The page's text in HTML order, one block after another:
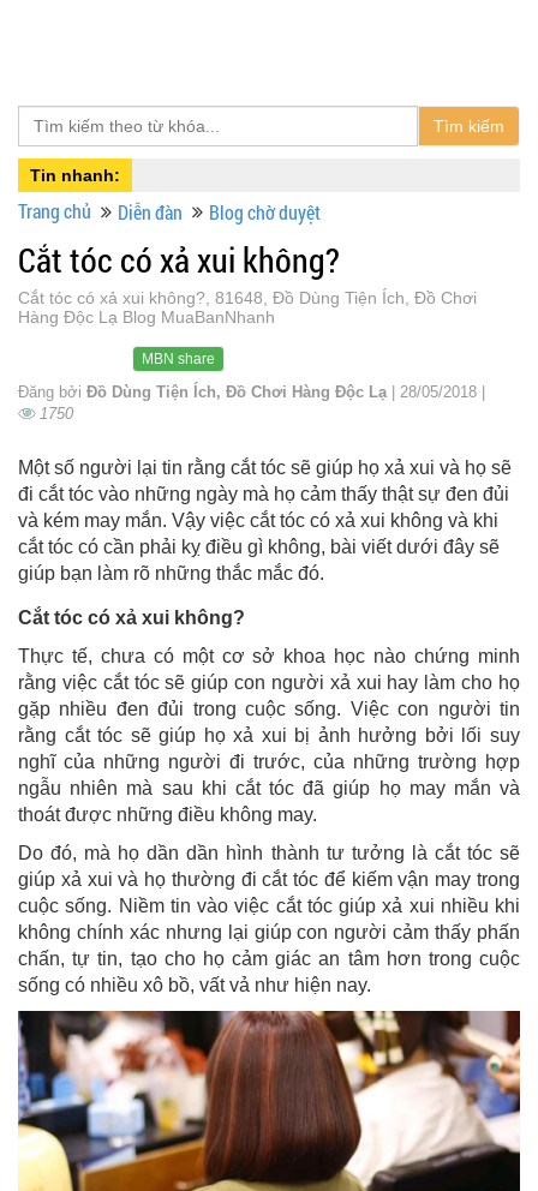
Tìm kiếm
Tin nhanh:
Trang chủ Diễn đàn Blog chờ duyệt
Cắt tóc có xả xui không?
Cắt tóc có xả xui không?, 81648, Đồ Dùng Tiện Ích, Đồ Chơi
Hàng Độc Lạ Blog MuaBanNhanh
MBN share
Đăng bởi Đồ Dùng Tiện Ích, Đồ Chơi Hàng Độc Lạ | 28/05/2018 |
1750
Một số người lại tin rằng cắt tóc sẽ giúp họ xả xui và họ sẽ
đi cắt tóc vào những ngày mà họ cảm thấy thật sự đen đủi
và kém may mắn. Vậy việc cắt tóc có xả xui không và khi
cắt tóc có cần phải kỵ điều gì không, bài viết dưới đây sẽ
giúp bạn làm rõ những thắc mắc đó.
Cắt tóc có xả xui không?
Thực tế, chưa có một cơ sở khoa học nào chứng minh
rằng việc cắt tóc sẽ giúp con người xả xui hay làm cho họ
gặp nhiều đen đủi trong cuộc sống. Việc con người tin
rằng cắt tóc sẽ giúp họ xả xui bị ảnh hưởng bởi lối suy
nghĩ của những người đi trước, của những trường hợp
ngẫu nhiên mà sau khi cắt tóc đã giúp họ may mắn và
thoát được những điều không may.
Do đó, mà họ dần dần hình thành tư tưởng là cắt tóc sẽ
giúp xả xui và họ thường đi cắt tóc để kiếm vận may trong
cuộc sống. Niềm tin vào việc cắt tóc giúp xả xui nhiều khi
không chính xác nhưng lại giúp con người cảm thấy phấn
chấn, tự tin, tạo cho họ cảm giác an tâm hơn trong cuộc
sống có nhiều xô bồ, vất vả như hiện nay.